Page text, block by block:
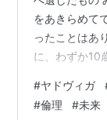
をあきらめて
ったことはあ
に、わずか10
が、ポーラン
1399）です。
#ヤドヴィガ
#倫理 #未来